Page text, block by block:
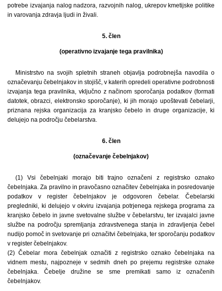
potrebe izvajanja nalog nadzora, razvojnih nalog, ukrepov kmetijske politike
in varovanja zdravja ljudi in živali.
5. člen
(operativno izvajanje tega pravilnika)
Ministrstvo na svojih spletnih straneh objavlja podrobnejša navodila o
označevanju čebelnjakov in stojišč, v katerih opredeli operativne podrobnosti
izvajanja tega pravilnika, vključno z načinom sporočanja podatkov (formati
datotek, obrazci, elektronsko sporočanje), ki jih morajo upoštevati čebelarji,
priznana rejska organizacija za kranjsko čebelo in druge organizacije, ki
delujejo na področju čebelarstva.
6. člen
(označevanje čebelnjakov)
(1) Vsi čebelnjaki morajo biti trajno označeni z registrsko oznako
čebelnjaka. Za pravilno in pravočasno označitev čebelnjaka in posredovanje
podatkov v register čebelnjakov je odgovoren čebelar. Čebelarski
pregledniki, ki delujejo v okviru izvajanja potrjenega rejskega programa za
kranjsko čebelo in javne svetovalne službe v čebelarstvu, ter izvajalci javne
službe na področju spremljanja zdravstvenega stanja in zdravljenja čebel
nudijo pomoč in svetovanje pri označitvi čebelnjaka, ter sporočanju podatkov
v register čebelnjakov.
(2) Čebelar mora čebelnjak označiti z registrsko oznako čebelnjaka na
vidnem mestu, najpozneje v sedmih dneh po prejemu registrske oznake
čebelnjaka. Čebelje družine se sme premikati samo iz označenih
čebelnjakov.